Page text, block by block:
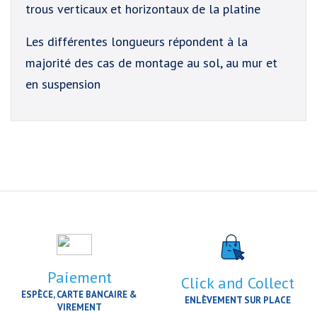
trous verticaux et horizontaux de la platine
Les différentes longueurs répondent à la
majorité des cas de montage au sol, au mur et
en suspension
Paiement
ESPÈCE, CARTE BANCAIRE &
VIREMENT
Click and Collect
ENLÈVEMENT SUR PLACE